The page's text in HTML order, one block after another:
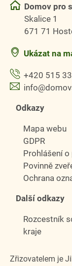
Domov pro
Skalice 1
671 71
Ukázat na
+420 515
Odkazy
Mapa webu
GDPR
Prohlášení
Povinně
Ochrana
Další odkazy
Rozcestník
kraje
Zřizovatelem je